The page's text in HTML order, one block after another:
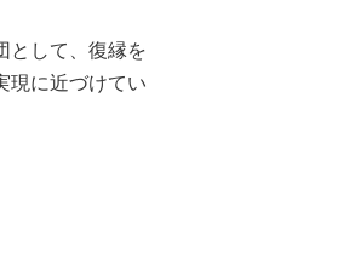
として、復縁を
現に近づけてい